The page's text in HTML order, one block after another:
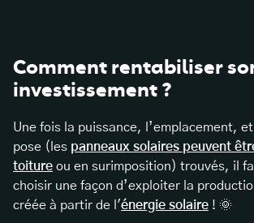
Comment rentabiliser
investissement ?
Une fois la puissance, l’emplacement,
pose (les panneaux solaires peuvent
toiture ou en surimposition) trouvés, il
choisir une façon d’exploiter la
créée à partir de l'énergie solaire ! 🌞